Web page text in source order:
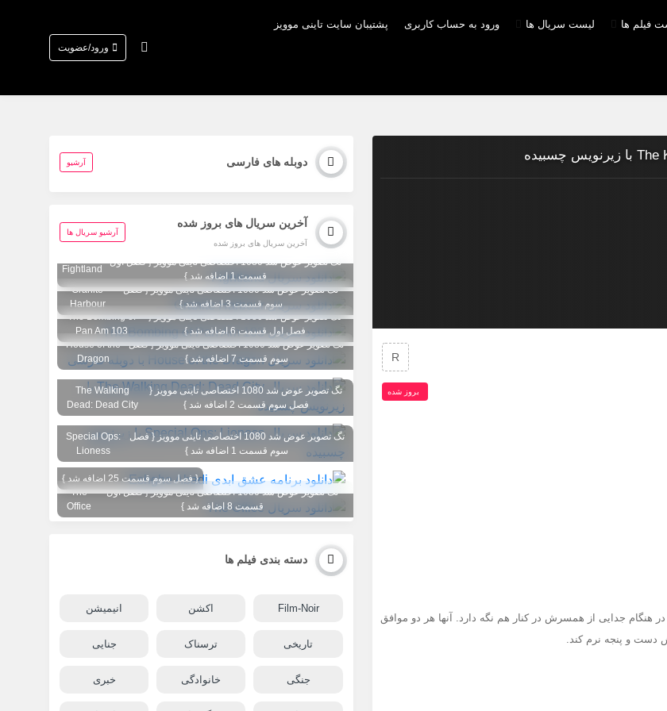
فیلم ها لیست سریال ها ورود به حساب کاربری پشتیبان سایت تاینی موویز
ورود/عضویت
هنگام جدایی از همسرش در کنار هم نگه دارد. آنها هر دو موافق
دست و پنجه نرم کند.
R
بروز‌ شده
دوبله های فارسی آرشیو
آخرین سریال های بروز شده
آخرین سریال های بروز شده
آرشیو سریال ها
تگ تصویر عوض شد 1080 اختصاصی تاینی موویز { فصل اول
قسمت 1 اضافه شد }
Fightland
تگ تصویر عوض شد 1080 اختصاصی تاینی موویز { فصل
سوم قسمت 3 اضافه شد }
Granite
Harbour
تگ تصویر عوض شد 1080 اختصاصی تاینی موویز {
فصل اول قسمت 6 اضافه شد }
The Bombing of
Pan Am 103
تگ تصویر عوض شد 1080 اختصاصی تاینی موویز { فصل
سوم قسمت 7 اضافه شد }
House of the
Dragon
تگ تصویر عوض شد 1080 اختصاصی تاینی موویز {
فصل سوم قسمت 2 اضافه شد }
The Walking
Dead: Dead City
تگ تصویر عوض شد 1080 اختصاصی تاینی موویز { فصل
سوم قسمت 1 اضافه شد }
Special Ops:
Lioness
{ فصل سوم قسمت 25 اضافه شد }
تگ تصویر عوض شد 1080 اختصاصی تاینی موویز { فصل اول
قسمت 8 اضافه شد }
The
Office
دسته بندی فیلم ها
Film-Noir اکشن انیمیشن
تاریخی ترسناک جنایی
جنگی خانوادگی خبری